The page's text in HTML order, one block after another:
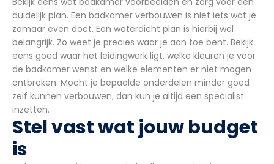
duidelijk plan. Een badkamer verbouwen is niet iets wat je
zomaar even doet. Een waterdicht plan is hierbij wel
belangrijk. Zo weet je precies waar je aan toe bent. Bekijk
eens goed waar het leidingwerk ligt, welke kleuren je voor
de badkamer wenst en welke elementen er niet mogen
ontbreken. Mocht je bepaalde onderdelen minder goed
zelf kunnen verbouwen, dan kun je altijd een specialist
inzetten.
Stel vast wat jouw budget
is